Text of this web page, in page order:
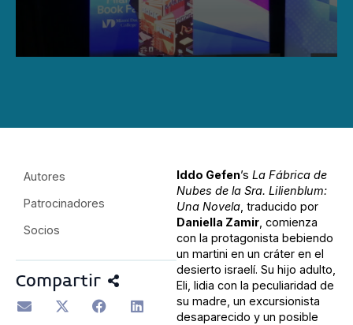
46
Autores
Patrocinadores
Socios
Compartir
Iddo Gefen’s La Fábrica de
Nubes de la Sra. Lilienblum:
Una Novela, traducido por
Daniella Zamir, comienza
con la protagonista bebiendo
un martini en un cráter en el
desierto israelí. Su hijo adulto,
Eli, lidia con la peculiaridad de
su madre, un excursionista
desaparecido y un posible